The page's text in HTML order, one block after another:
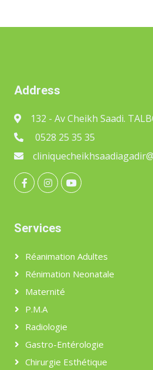
Address
132 - Av Cheikh Saadi.
0528 25 35 35
Services
Réanimation Adultes
Rénimation Neonatale
Maternité
P.M.A
Radiologie
Gastro-Entérologie
Chirurgie Esthétique